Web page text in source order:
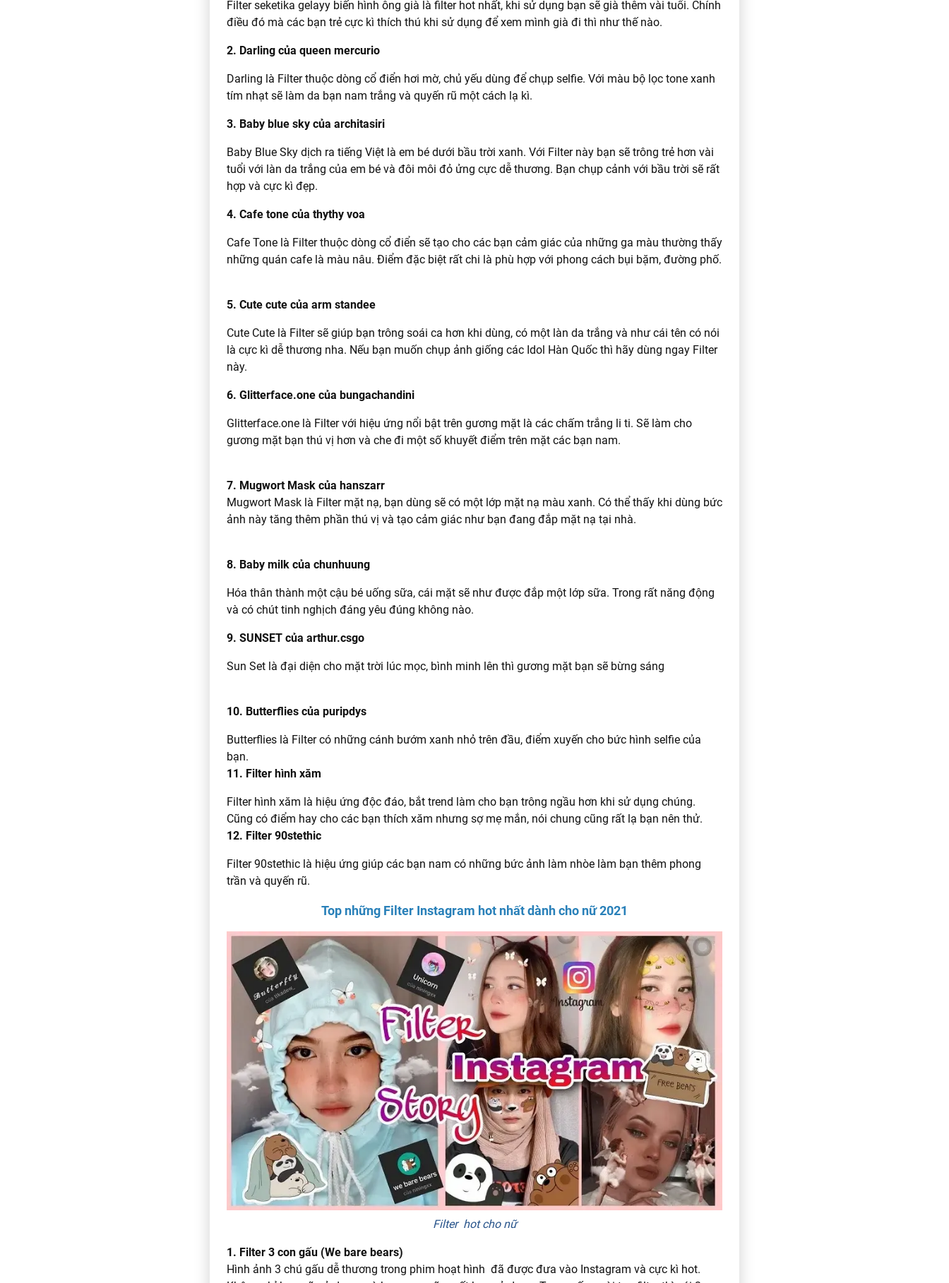
Filter seketika gelayy biến hình ông già là filter hot nhất, khi sử dụng bạn sẽ già thêm vài tuổi. Chính
điều đó mà các bạn trẻ cực kì thích thú khi sử dụng để xem mình già đi thì như thế nào.
2. Darling của queen mercurio
Darling là Filter thuộc dòng cổ điển hơi mờ, chủ yếu dùng để chụp selfie. Với màu bộ lọc tone xanh
tím nhạt sẽ làm da bạn nam trắng và quyến rũ một cách lạ kì.
3. Baby blue sky của architasiri
Baby Blue Sky dịch ra tiếng Việt là em bé dưới bầu trời xanh. Với Filter này bạn sẽ trông trẻ hơn vài
tuổi với làn da trắng của em bé và đôi môi đỏ ửng cực dễ thương. Bạn chụp cảnh với bầu trời sẽ rất
hợp và cực kì đẹp.
4. Cafe tone của thythy voa
Cafe Tone là Filter thuộc dòng cổ điển sẽ tạo cho các bạn cảm giác của những ga màu thường thấy
những quán cafe là màu nâu. Điểm đặc biệt rất chi là phù hợp với phong cách bụi bặm, đường phố.
5. Cute cute của arm standee
Cute Cute là Filter sẽ giúp bạn trông soái ca hơn khi dùng, có một làn da trắng và như cái tên có nói
là cực kì dễ thương nha. Nếu bạn muốn chụp ảnh giống các Idol Hàn Quốc thì hãy dùng ngay Filter
này.
6. Glitterface.one của bungachandini
Glitterface.one là Filter với hiệu ứng nổi bật trên gương mặt là các chấm trắng li ti. Sẽ làm cho
gương mặt bạn thú vị hơn và che đi một số khuyết điểm trên mặt các bạn nam.
7. Mugwort Mask của hanszarr
Mugwort Mask là Filter mặt nạ, bạn dùng sẽ có một lớp mặt nạ màu xanh. Có thể thấy khi dùng bức
ảnh này tăng thêm phần thú vị và tạo cảm giác như bạn đang đắp mặt nạ tại nhà.
8. Baby milk của chunhuung
Hóa thân thành một cậu bé uống sữa, cái mặt sẽ như được đắp một lớp sữa. Trong rất năng động
và có chút tinh nghịch đáng yêu đúng không nào.
9. SUNSET của arthur.csgo
Sun Set là đại diện cho mặt trời lúc mọc, bình minh lên thì gương mặt bạn sẽ bừng sáng
10. Butterflies của puripdys
Butterflies là Filter có những cánh bướm xanh nhỏ trên đầu, điểm xuyến cho bức hình selfie của
bạn.
11. Filter hình xăm
Filter hình xăm là hiệu ứng độc đáo, bắt trend làm cho bạn trông ngầu hơn khi sử dụng chúng.
Cũng có điểm hay cho các bạn thích xăm nhưng sợ mẹ mắn, nói chung cũng rất lạ bạn nên thử.
12. Filter 90stethic
Filter 90stethic là hiệu ứng giúp các bạn nam có những bức ảnh làm nhòe làm bạn thêm phong
trần và quyến rũ.
Top những Filter Instagram hot nhất dành cho nữ 2021
Filter hot cho nữ
1. Filter 3 con gấu (We bare bears)
Hình ảnh 3 chú gấu dễ thương trong phim hoạt hình đã được đưa vào Instagram và cực kì hot.